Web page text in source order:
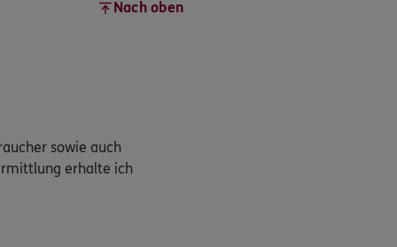
Nach oben
sowie auch
erhalte ich